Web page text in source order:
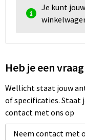
Je kunt
Heb je een
Wellicht staat jouw
of specificaties. Staat
contact met ons op
Neem contact met